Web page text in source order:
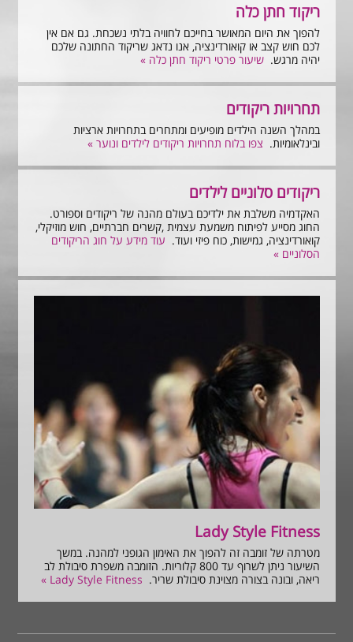
ריקוד חתן כלה
להפוך את היום המאושר בחייכם לחוויה בלתי נשכחת. גם אם אין
לכם חוש קצב או קואורדינציה, אנו נדאג שריקוד החתונה שלכם
יהיה מרגש.שיעור פרטי ריקוד חתן כלה »
תחרויות ריקודים
במהלך השנה הילדים מופיעים ומתחרים בתחרויות ארציות
ובינלאומיות. צפו בלוח תחרויות ריקודים לילדים ונוער »
ריקודים סלוניים לילדים
האקדמיה משלבת את ילדיכם בעולם מהנה של ריקודים וספורט.
החוג מסייע לפיתוח משמעת עצמית ,קשרים חברתיים, חוש מוזיקלי,
קואורדינציה, גמישות, כוח פיזי ועוד. עוד מידע על חוג הריקודים
הסלוניים »
Lady Style Fitness
מטרתה של זומבה זה להפוך את האימון הגופני למהנה. במשך
השיעור ניתן לשרוף עד 800 קלוריות. הזומבה משפרת סיבולת לב
ריאה, ובונה בצורה מצוינת סיבולת שריר. Lady Style Fitness »